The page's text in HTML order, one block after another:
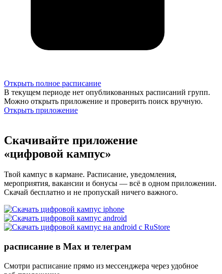
Открыть полное расписание
В текущем периоде нет опубликованных расписаний групп.
Можно открыть приложение и проверить поиск вручную.
Открыть приложение
Скачивайте приложение
«цифровой кампус»
Твой кампус в кармане. Расписание, уведомления,
мероприятия, вакансии и бонусы — всё в одном приложении.
Скачай бесплатно и не пропускай ничего важного.
расписание в Max и телеграм
Смотри расписание прямо из мессенджера через удобное